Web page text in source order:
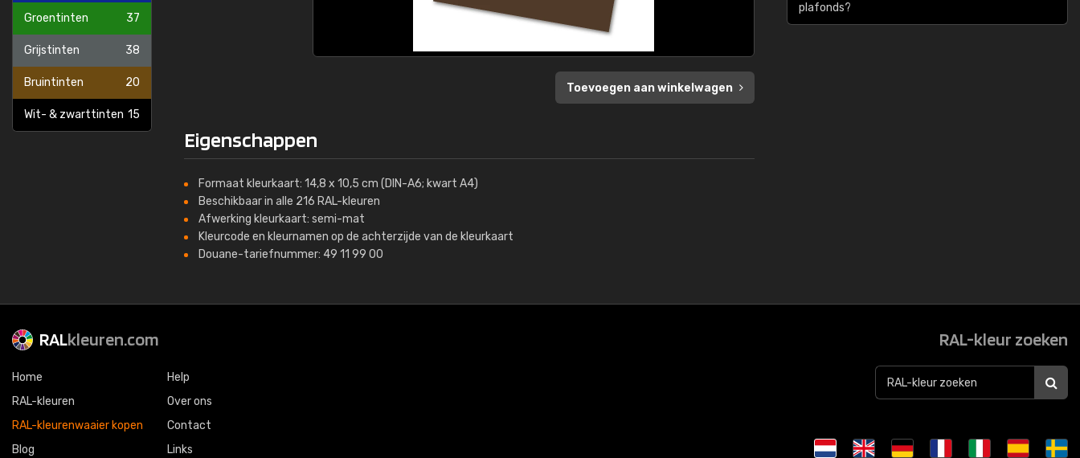
Groentinten 37
Grijstinten 38
Bruintinten 20
Wit- & zwarttinten 15
Toevoegen aan winkelwagen
Eigenschappen
Formaat kleurkaart: 14,8 x 10,5 cm (DIN-A6; kwart A4)
Beschikbaar in alle 216 RAL-kleuren
Afwerking kleurkaart: semi-mat
Kleurcode en kleurnamen op de achterzijde van de kleurkaart
Douane-tariefnummer: 49 11 99 00
plafonds?
RALkleuren.com
Home
RAL-kleuren
RAL-kleurenwaaier kopen
Blog
Help
Over ons
Contact
Links
RAL-kleur zoeken